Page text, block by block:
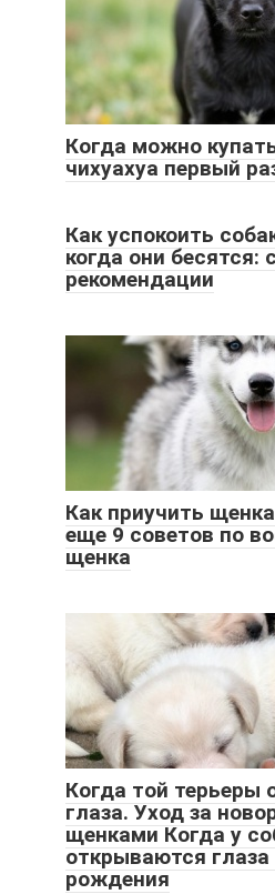
Когда можно
чихуахуа первый
Как успокоить
когда они бесятся:
рекомендации
Как приучить
еще 9 советов по
щенка
Когда той терьеры
глаза. Уход за
щенками Когда у
открываются глаза
рождения